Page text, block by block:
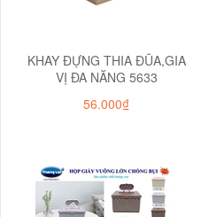
KHAY ĐỰNG THIA ĐŨA,GIA
VỊ ĐA NĂNG 5633
56.000₫